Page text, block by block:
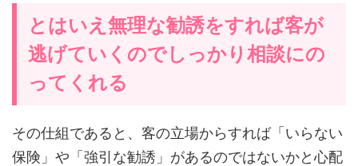
とはいえ無理な勧誘をすれば客が
逃げていくのでしっかり相談にの
ってくれる
その仕組であると、客の立場からすれば「いらない
保険」や「強引な勧誘」があるのではないかと心配